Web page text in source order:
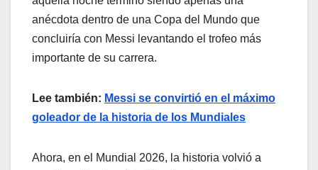
anécdota dentro de una Copa del Mundo que
concluiría con Messi levantando el trofeo más
importante de su carrera.
Lee también: Messi se convirtió en el máximo
goleador de la historia de los Mundiales
Ahora, en el Mundial 2026, la historia volvió a